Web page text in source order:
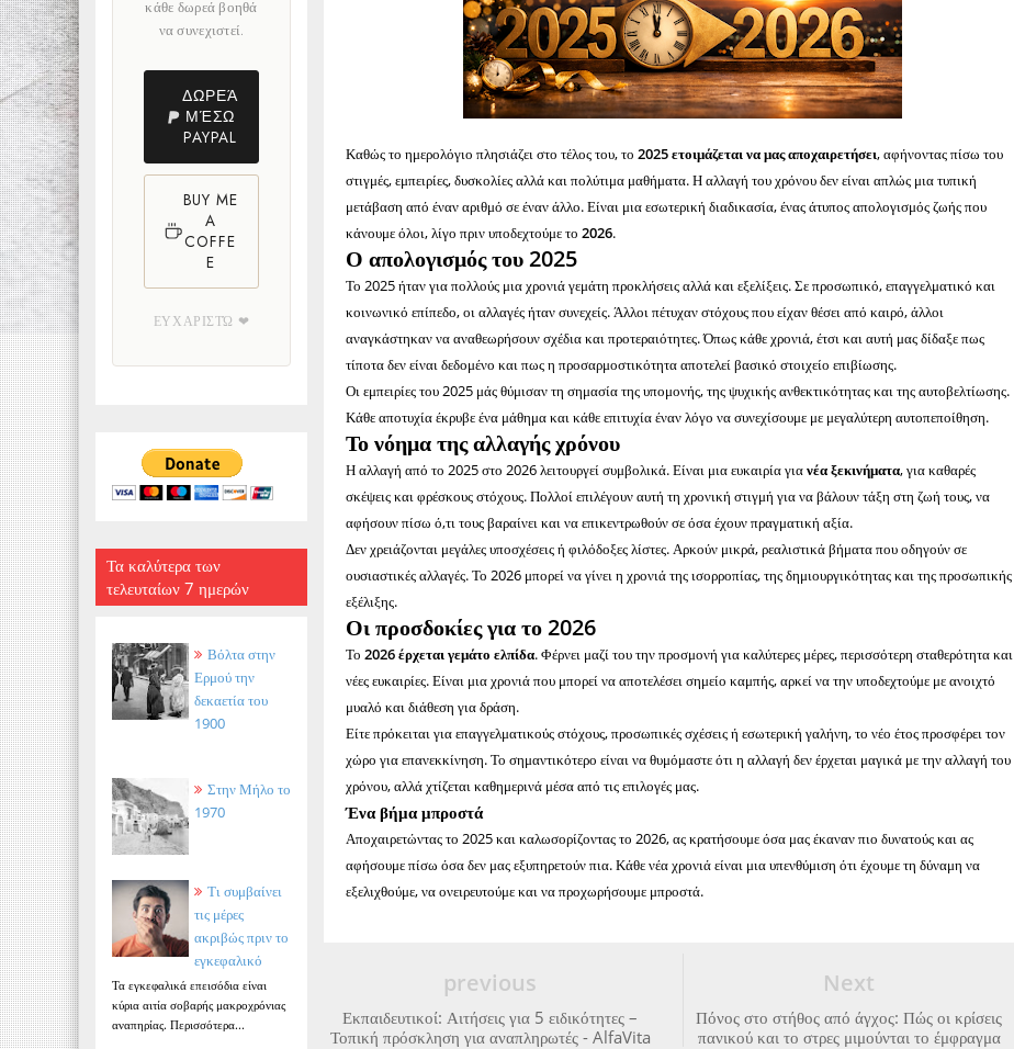
κάθε δωρεά βοηθά
να συνεχιστεί.
ΔΩΡΕΆ
ΜΈΣΩ
PAYPAL
BUY ME
A
COFFE
E
ΕΥΧΑΡΙΣΤΏ ❤
Τα καλύτερα των
τελευταίων 7 ημερών
Βόλτα στην
Ερμού την
δεκαετία του
1900
Στην Μήλο το
1970
Τι συμβαίνει
τις μέρες
ακριβώς πριν το
εγκεφαλικό
Τα εγκεφαλικά επεισόδια είναι
κύρια αιτία σοβαρής μακροχρόνιας
αναπηρίας. Περισσότερα...
Καθώς το ημερολόγιο πλησιάζει στο τέλος του, το2025 ετοιμάζεται να μας αποχαιρετήσει, αφήνοντας πίσω του
στιγμές, εμπειρίες, δυσκολίες αλλά και πολύτιμα μαθήματα. Η αλλαγή του χρόνου δεν είναι απλώς μια τυπική
μετάβαση από έναν αριθμό σε έναν άλλο. Είναι μια εσωτερική διαδικασία, ένας άτυπος απολογισμός ζωής που
κάνουμε όλοι, λίγο πριν υποδεχτούμε το2026.
Ο απολογισμός του 2025
Το 2025 ήταν για πολλούς μια χρονιά γεμάτη προκλήσεις αλλά και εξελίξεις. Σε προσωπικό, επαγγελματικό και
κοινωνικό επίπεδο, οι αλλαγές ήταν συνεχείς. Άλλοι πέτυχαν στόχους που είχαν θέσει από καιρό, άλλοι
αναγκάστηκαν να αναθεωρήσουν σχέδια και προτεραιότητες. Όπως κάθε χρονιά, έτσι και αυτή μας δίδαξε πως
τίποτα δεν είναι δεδομένο και πως η προσαρμοστικότητα αποτελεί βασικό στοιχείο επιβίωσης.
Οι εμπειρίες του 2025 μάς θύμισαν τη σημασία της υπομονής, της ψυχικής ανθεκτικότητας και της αυτοβελτίωσης.
Κάθε αποτυχία έκρυβε ένα μάθημα και κάθε επιτυχία έναν λόγο να συνεχίσουμε με μεγαλύτερη αυτοπεποίθηση.
Το νόημα της αλλαγής χρόνου
Η αλλαγή από το 2025 στο 2026 λειτουργεί συμβολικά. Είναι μια ευκαιρία γιανέα ξεκινήματα, για καθαρές
σκέψεις και φρέσκους στόχους. Πολλοί επιλέγουν αυτή τη χρονική στιγμή για να βάλουν τάξη στη ζωή τους, να
αφήσουν πίσω ό,τι τους βαραίνει και να επικεντρωθούν σε όσα έχουν πραγματική αξία.
Δεν χρειάζονται μεγάλες υποσχέσεις ή φιλόδοξες λίστες. Αρκούν μικρά, ρεαλιστικά βήματα που οδηγούν σε
ουσιαστικές αλλαγές. Το 2026 μπορεί να γίνει η χρονιά της ισορροπίας, της δημιουργικότητας και της προσωπικής
εξέλιξης.
Οι προσδοκίες για το 2026
Το2026 έρχεται γεμάτο ελπίδα. Φέρνει μαζί του την προσμονή για καλύτερες μέρες, περισσότερη σταθερότητα και
νέες ευκαιρίες. Είναι μια χρονιά που μπορεί να αποτελέσει σημείο καμπής, αρκεί να την υποδεχτούμε με ανοιχτό
μυαλό και διάθεση για δράση.
Είτε πρόκειται για επαγγελματικούς στόχους, προσωπικές σχέσεις ή εσωτερική γαλήνη, το νέο έτος προσφέρει τον
χώρο για επανεκκίνηση. Το σημαντικότερο είναι να θυμόμαστε ότι η αλλαγή δεν έρχεται μαγικά με την αλλαγή του
χρόνου, αλλά χτίζεται καθημερινά μέσα από τις επιλογές μας.
Ένα βήμα μπροστά
Αποχαιρετώντας το 2025 και καλωσορίζοντας το 2026, ας κρατήσουμε όσα μας έκαναν πιο δυνατούς και ας
αφήσουμε πίσω όσα δεν μας εξυπηρετούν πια. Κάθε νέα χρονιά είναι μια υπενθύμιση ότι έχουμε τη δύναμη να
εξελιχθούμε, να ονειρευτούμε και να προχωρήσουμε μπροστά.
Next
Πόνος στο στήθος από άγχος: Πώς οι κρίσεις
πανικού και το στρες μιμούνται το έμφραγμα
previous
Εκπαιδευτικοί: Αιτήσεις για 5 ειδικότητες –
Τοπική πρόσκληση για αναπληρωτές - AlfaVita